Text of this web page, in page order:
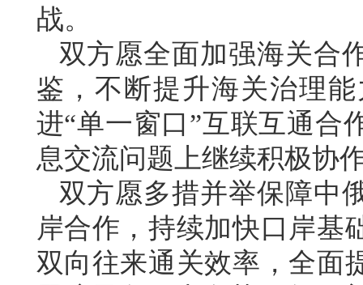
战。
双方愿全面加强海关合
鉴，不断提升海关治理
进“单一窗口”互联互通合
息交流问题上继续积极协
双方愿多措并举保障中
岸合作，持续加快口岸基
双向往来通关效率，全面